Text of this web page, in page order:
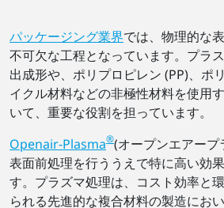
パッケージング業界では、物理的な
不可欠な工程となっています。プラ
出成形や、ポリプロピレン (PP)、ポ
イクル材料などの非極性材料を使用
いて、重要な役割を担っています。
Openair-Plasma®(オープンエアープ
表面前処理を行ううえで特に高い効
す。プラズマ処理は、コスト効率と
られる先進的な複合材料の製造にお